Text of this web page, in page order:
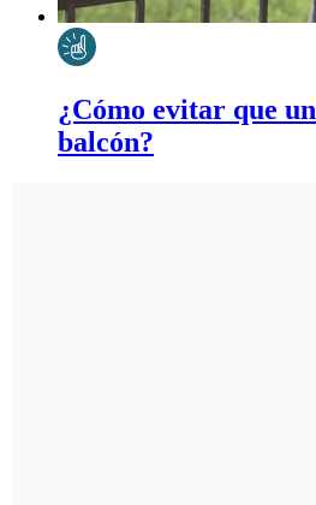
¿Cómo evitar que
balcón?